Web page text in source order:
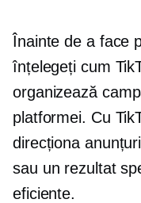
Înainte de a face
înțelegeți cum
organizează
platformei. Cu
direcționa
sau un rezultat
eficiente.